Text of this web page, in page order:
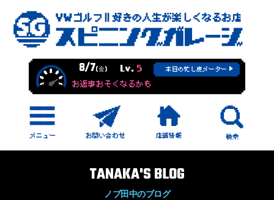
8/7(金) Lv. 5 本日の忙し度メーター
お返事おそくなるかも
TANAKA'S BLOG
ノブ田中のブログ